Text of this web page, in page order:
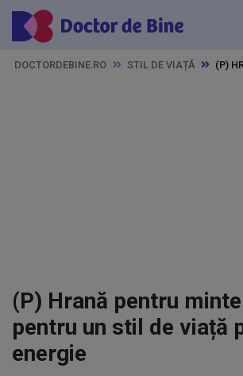
DOCTORDEBINE.RO STIL DE VIAȚĂ (P)
(P) Hrană pentru
pentru un stil de viață
energie